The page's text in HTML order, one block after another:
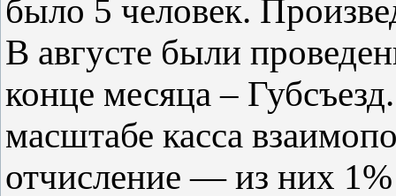
было 5 человек.
В августе были
конце месяца –
масштабе касса
отчисление — из них